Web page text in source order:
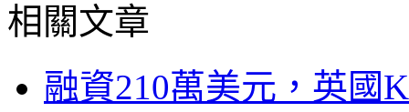
相關文章
融資210萬美元，英國